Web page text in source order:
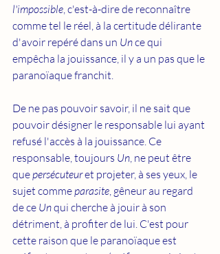
l'impossible, c'est-à-dire de reconnaître
comme tel le réel, à la certitude délirante
d'avoir repéré dans un Un ce qui
empêcha la jouissance, il y a un pas que le
paranoïaque franchit.
De ne pas pouvoir savoir, il ne sait que
pouvoir désigner le responsable lui ayant
refusé l'accès à la jouissance. Ce
responsable, toujours Un, ne peut être
que persécuteur et projeter, à ses yeux, le
sujet comme parasite, gêneur au regard
de ce Un qui cherche à jouir à son
détriment, à profiter de lui. C'est pour
cette raison que le paranoïaque est